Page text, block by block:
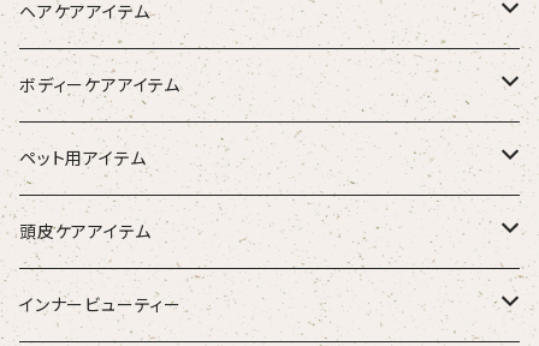
ヘアケアアイテム
シャンプー
トリートメント（インバス）
トリートメント（アウトバス）
スタイリング器具
ボディーケアアイテム
除毛クリーム
化粧水
ペット用アイテム
ワンちゃん用
ブラシ
頭皮ケアアイテム
強髪
インナービューティー